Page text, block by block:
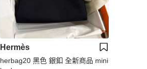
Hermès
herbag20 黑色 銀釦 全新商品 mini